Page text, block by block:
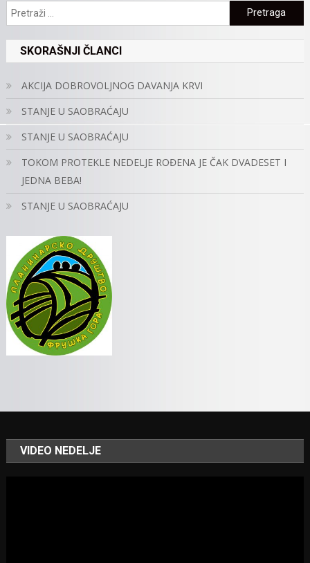
Pretraga:
SKORAŠNJI ČLANCI
AKCIJA DOBROVOLJNOG DAVANJA KRVI
STANJE U SAOBRAĆAJU
STANJE U SAOBRAĆAJU
TOKOM PROTEKLE NEDELJE ROĐENA JE ČAK DVADESET I
JEDNA BEBA!
STANJE U SAOBRAĆAJU
VIDEO NEDELJE